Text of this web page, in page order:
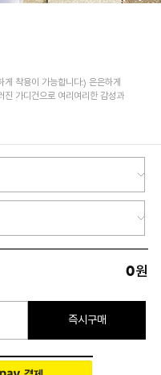
착용이 가능합니다:) 은은하게
진 가디건으로 여리여리한 감성과
0원
즉시구매